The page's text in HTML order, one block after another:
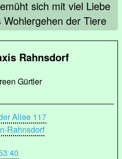
sich mit viel Liebe
der Tiere
Rahnsdorf
Gürtler
Allee 117
Rahnsdorf
40